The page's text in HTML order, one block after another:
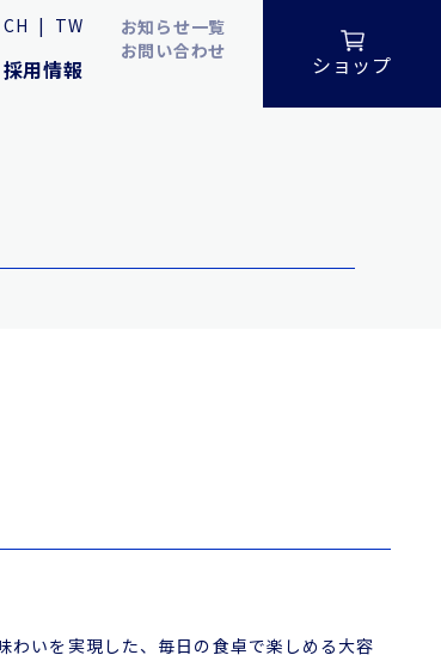
CH | TW
採用情報
お知らせ一覧
お問い合わせ
ショップ
わいを実現した、毎日の食卓で楽しめる大容